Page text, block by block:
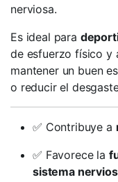
nerviosa.
Es ideal para
de esfuerzo físico y
mantener un buen
o reducir el
✅ Contribuye a
✅ Favorece la
sistema